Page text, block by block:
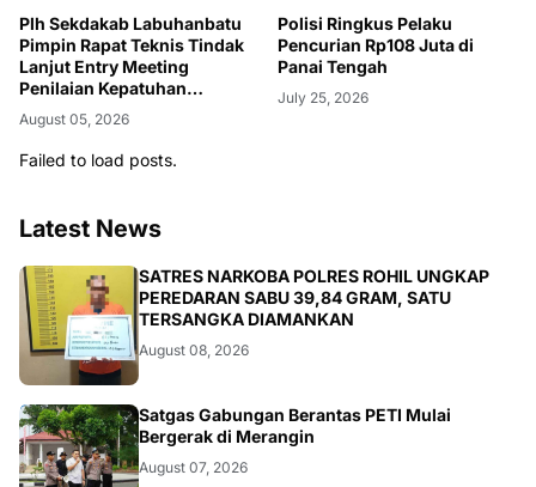
Plh Sekdakab Labuhanbatu
Pimpin Rapat Teknis Tindak
Lanjut Entry Meeting
Penilaian Kepatuhan
Pelayanan Publik Oleh
Ombudsman RI tahun 2026
August 05, 2026
Polisi Ringkus Pelaku
Pencurian Rp108 Juta di
Panai Tengah
July 25, 2026
Failed to load posts.
Latest News
BERITA
SATRES NARKOBA POLRES ROHIL UNGKAP
PEREDARAN SABU 39,84 GRAM, SATU
TERSANGKA DIAMANKAN
August 08, 2026
BANGKO
Satgas Gabungan Berantas PETI Mulai
Bergerak di Merangin
August 07, 2026